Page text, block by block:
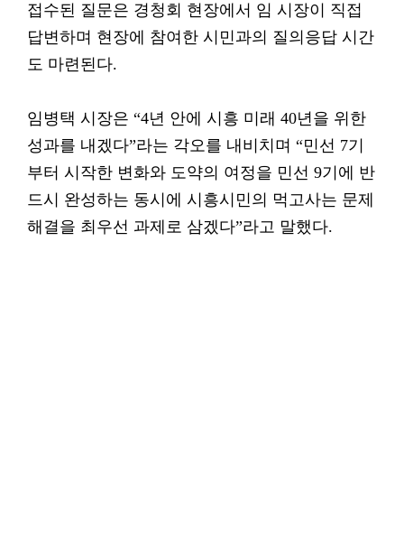
접수된 질문은 경청회 현장에서 임 시장이 직접
답변하며 현장에 참여한 시민과의 질의응답 시간
도 마련된다.
임병택 시장은 “4년 안에 시흥 미래 40년을 위한
성과를 내겠다”라는 각오를 내비치며 “민선 7기
부터 시작한 변화와 도약의 여정을 민선 9기에 반
드시 완성하는 동시에 시흥시민의 먹고사는 문제
해결을 최우선 과제로 삼겠다”라고 말했다.